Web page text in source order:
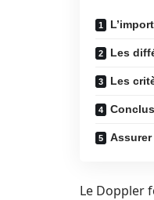
Les
Les
Le Doppler